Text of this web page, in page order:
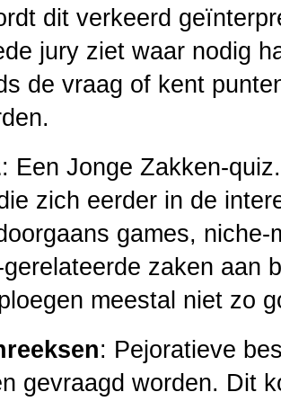
dit verkeerd
jury ziet waar nodig
de vraag of kent
: Een Jonge Zakken-
zich eerder in de
games,
zaken aan
meestal niet zo
: Pejoratieve
gevraagd worden. Dit